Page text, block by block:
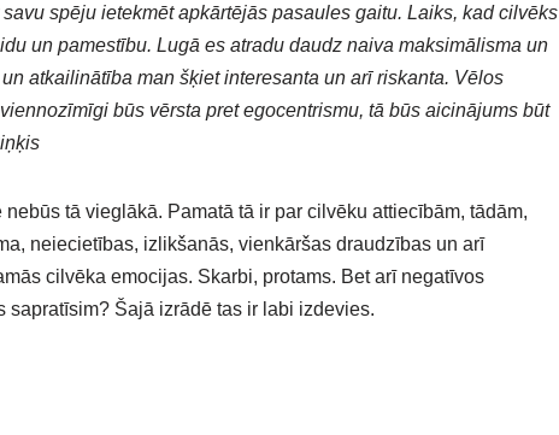
spēju ietekmēt apkārtējās pasaules gaitu. Laiks, kad cilvēks
un pamestību. Lugā es atradu daudz naiva maksimālisma un
atkailinātība man šķiet interesanta un arī riskanta. Vēlos
būs vērsta pret egocentrismu, tā būs aicinājums būt
tā vieglākā. Pamatā tā ir par cilvēku attiecībām, tādām,
neiecietības, izlikšanās, vienkāršas draudzības un arī
cilvēka emocijas. Skarbi, protams. Bet arī negatīvos
sapratīsim? Šajā izrādē tas ir labi izdevies.